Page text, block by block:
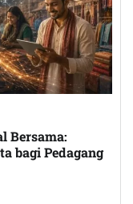
Bersama:
bagi Pedagang